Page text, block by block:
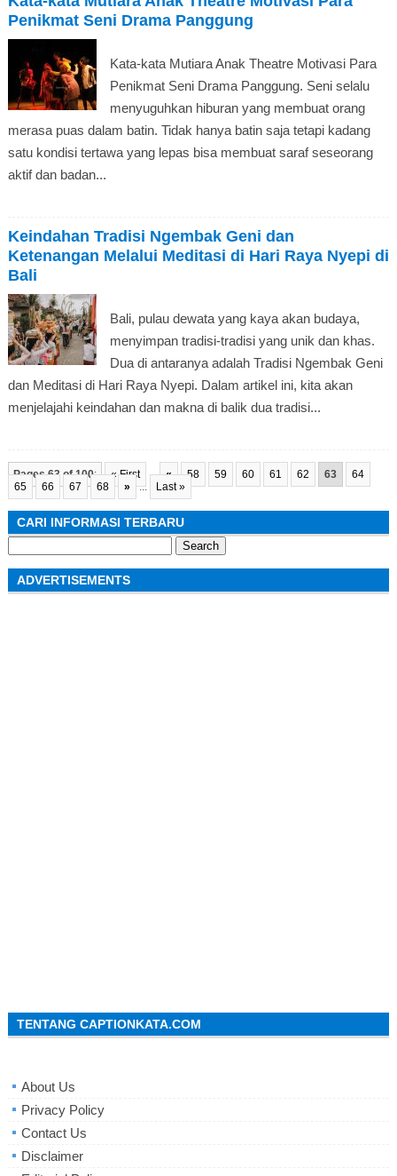
Penikmat Seni Drama Panggung
Kata-kata Mutiara Anak Theatre Motivasi Para
Penikmat Seni Drama Panggung. Seni selalu
menyuguhkan hiburan yang membuat orang
merasa puas dalam batin. Tidak hanya batin saja tetapi kadang
satu kondisi tertawa yang lepas bisa membuat saraf seseorang
aktif dan badan...
Keindahan Tradisi Ngembak Geni dan
Ketenangan Melalui Meditasi di Hari Raya Nyepi di
Bali
Bali, pulau dewata yang kaya akan budaya,
menyimpan tradisi-tradisi yang unik dan khas.
Dua di antaranya adalah Tradisi Ngembak Geni
dan Meditasi di Hari Raya Nyepi. Dalam artikel ini, kita akan
menjelajahi keindahan dan makna di balik dua tradisi...
Pages 63 of 100: « First ... « 58 59 60 61 62 63
64
65
66 67 68 » ... Last »
CARI INFORMASI TERBARU
for:
ADVERTISEMENTS
TENTANG CAPTIONKATA.COM
About Us
Privacy Policy
Contact Us
Disclaimer